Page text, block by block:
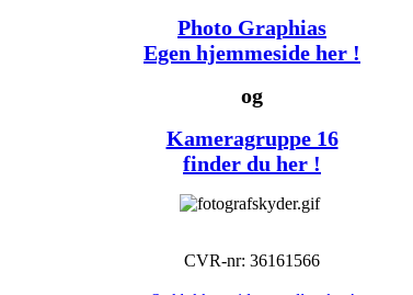
Photo Graphias
Egen hjemmeside her !
og
Kameragruppe 16
finder du her !
CVR-nr: 36161566